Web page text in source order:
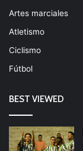
Artes marciales
Atletismo
Ciclismo
Fútbol
BEST VIEWED